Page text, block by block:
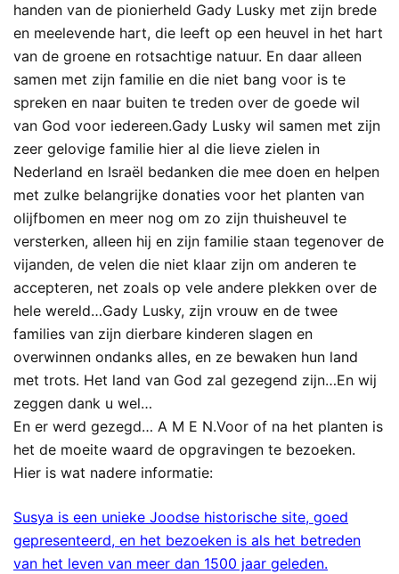
handen van de pionierheld Gady Lusky met zijn brede
en meelevende hart, die leeft op een heuvel in het hart
van de groene en rotsachtige natuur. En daar alleen
samen met zijn familie en die niet bang voor is te
spreken en naar buiten te treden over de goede wil
van God voor iedereen.Gady Lusky wil samen met zijn
zeer gelovige familie hier al die lieve zielen in
Nederland en Israël bedanken die mee doen en helpen
met zulke belangrijke donaties voor het planten van
olijfbomen en meer nog om zo zijn thuisheuvel te
versterken, alleen hij en zijn familie staan tegenover de
vijanden, de velen die niet klaar zijn om anderen te
accepteren, net zoals op vele andere plekken over de
hele wereld…Gady Lusky, zijn vrouw en de twee
families van zijn dierbare kinderen slagen en
overwinnen ondanks alles, en ze bewaken hun land
met trots. Het land van God zal gezegend zijn…En wij
zeggen dank u wel…
En er werd gezegd… A M E N.Voor of na het planten is
het de moeite waard de opgravingen te bezoeken.
Hier is wat nadere informatie:
Susya is een unieke Joodse historische site, goed
gepresenteerd, en het bezoeken is als het betreden
van het leven van meer dan 1500 jaar geleden.